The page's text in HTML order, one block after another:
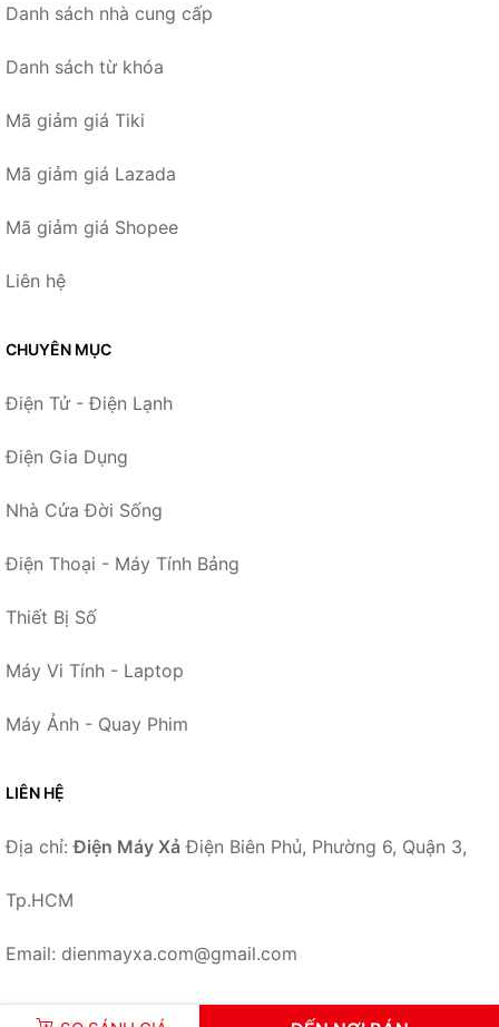
Danh sách nhà cung cấp
Danh sách từ khóa
Mã giảm giá Tiki
Mã giảm giá Lazada
Mã giảm giá Shopee
Liên hệ
CHUYÊN MỤC
Điện Tử - Điện Lạnh
Điện Gia Dụng
Nhà Cửa Đời Sống
Điện Thoại - Máy Tính Bảng
Thiết Bị Số
Máy Vi Tính - Laptop
Máy Ảnh - Quay Phim
LIÊN HỆ
Địa chỉ:Điện Máy Xả Điện Biên Phủ, Phường 6, Quận 3,
Tp.HCM
Email: dienmayxa.com@gmail.com